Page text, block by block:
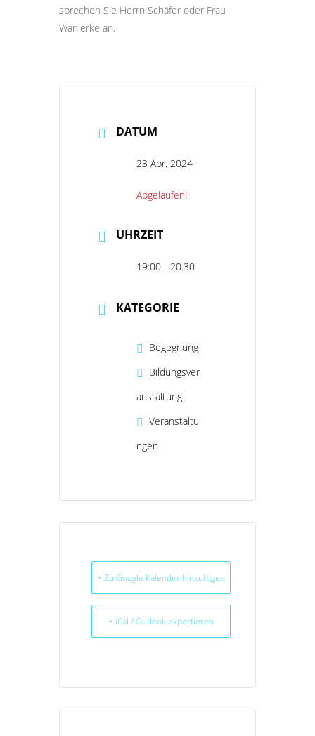
sprechen Sie Herrn Schäfer oder Frau
Wanierke an.
DATUM
23 Apr. 2024
Abgelaufen!
UHRZEIT
19:00 - 20:30
KATEGORIE
Begegnung
Bildungsver
anstaltung
Veranstaltu
ngen
+ Zu Google Kalender hinzufügen
+ iCal / Outlook exportieren